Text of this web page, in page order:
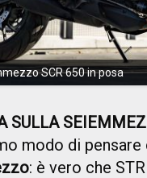
SCR 650 in posa
SULLA
modo di
: è vero che